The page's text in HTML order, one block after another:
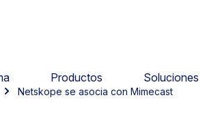
Productos Soluciones
Netskope se asocia con Mimecast